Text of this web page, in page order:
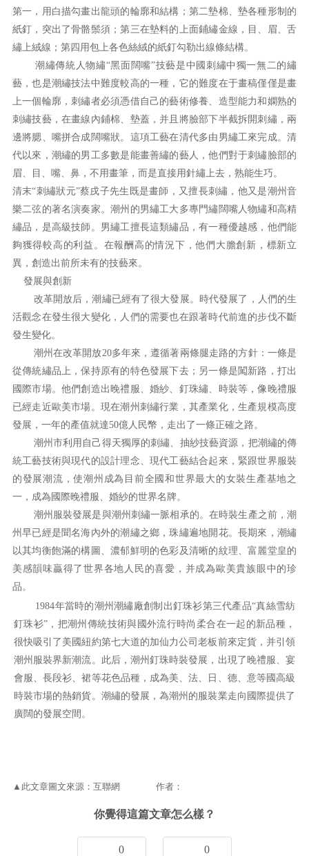
第一，用白描勾畫出龍頭的輪廓和結構；第二墊棉、墊各種形制的
紙釘，突出了骨骼鬃須；第三在墊料的上面鋪繡金線，目、眉、舌
繡上絨線；第四用包上各色絲絨的紙釘勾勒出線條結構。
潮繡傳統人物繡“黑面闊嘴”技藝是中國刺繡中獨一無二的繡
藝，也是潮繡技法中難度較高的一種，它的難度在于畫稿僅僅是畫
上一個輪廓，刺繡者必須憑借自己的藝術修養、造型能力和嫻熟的
刺繡技藝，在畫線內鋪棉、墊蓋，并且將臉部下半截拆開刺繡，兩
邊將腮、嘴拼合成闊嘴狀。這項工藝在清代多由男繡工來完成。清
代以來，潮繡的男工多數是能畫善繡的藝人，他們對于刺繡臉部的
眉、目、嘴、鼻，不用畫筆，而是直接用針繡上去，熟能生巧。
清末“刺繡狀元”蔡戌子先生既是畫師，又擅長刺繡，他又是潮州音
樂二弦的著名演奏家。潮州的男繡工大多專門繡闊嘴人物繡和高精
繡品，是高級技師。男繡工擅長這類繡品，有一種優越感，他們能
夠獲得較高的利益。在報酬高的情況下，他們大膽創新，標新立
異，創造出前所未有的技藝來。
發展與創新
改革開放后，潮繡已經有了很大發展。時代發展了，人們的生
活觀念在發生很大變化，人們的需要也在跟著時代前進的步伐不斷
發生變化。
潮州在改革開放20多年來，遵循著兩條腿走路的方針：一條是
從傳統繡品上，保持原有的特色發展下去；另一條是闖新路，打出
國際市場。他們創造出晚禮服、婚紗、釘珠繡、時裝等，像晚禮服
已經走近歐美市場。現在潮州刺繡行業，其產業化，生產規模高度
發展，一年的產值就達50億人民幣，走出了一條正確之路。
潮州市利用自己得天獨厚的刺繡、抽紗技藝資源，把潮繡的傳
統工藝技術與現代的設計理念、現代工藝結合起來，緊跟世界服裝
的發展潮流，使潮州成為目前全國和世界最大的女裝生產基地之
一，成為國際晚禮服、婚紗的世界名牌。
潮州服裝發展是與潮州刺繡一脈相承的。在時裝生產之前，潮
州早已經是聞名海內外的潮繡之鄉，珠繡遍地開花。長期來，潮繡
以其均衡飽滿的構圖、濃郁鮮明的色彩及清晰的紋理、富麗堂皇的
美感韻味贏得了世界各地人民的喜愛，并成為歐美貴族眼中的珍
品。
1984年當時的潮州潮繡廠創制出釘珠衫第三代產品“真絲雪紡
釘珠衫”，把潮州傳統技術與國外流行時尚柔合在一起的新品種，
很快吸引了美國紐約第七大道的加仙力公司老板前來定貨，并引領
潮州服裝界新潮流。此后，潮州釘珠時裝發展，出現了晚禮服、宴
會服、長段衫、裙等花色品種，成為美、法、日、德、意等國高級
時裝市場的熱銷貨。潮繡的發展，為潮州的服裝業走向國際提供了
廣闊的發展空間。
▲此文章圖文來源：互聯網 作者：
你覺得這篇文章怎么樣？
0 0